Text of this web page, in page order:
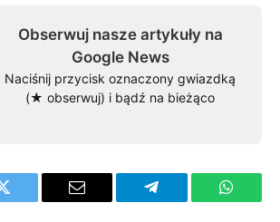
Obserwuj nasze artykuły na
Google News
Naciśnij przycisk oznaczony gwiazdką
(★ obserwuj) i bądź na bieżąco
Twitter Email Telegram